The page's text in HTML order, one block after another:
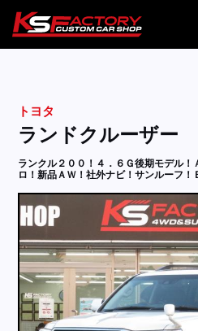
サービス
コラム
ニュース
営業日
お問い合わせ
トヨタ
ランドクルーザー
ランクル２００！４．６Ｇ後期モデル！
ロ！新品ＡＷ！社外ナビ！サンルーフ！